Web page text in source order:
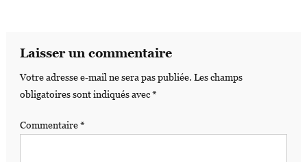
Laisser un commentaire
Votre adresse e-mail ne sera pas publiée. Les champs
obligatoires sont indiqués avec*
Commentaire*